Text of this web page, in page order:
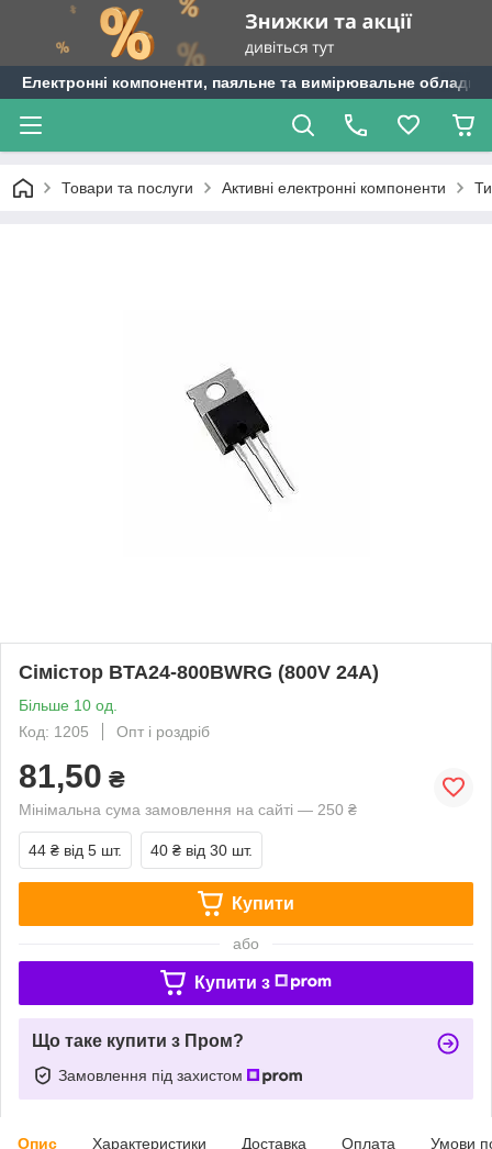
Електронні компоненти, паяльне та вимірювальне
Товари та послуги Активні електронні компоненти
Сімістор BTA24-800BWRG (800V 24A)
Більше 10 од.
Код: 1205
Опт і роздріб
81,50 ₴
Мінімальна сума замовлення на сайті — 250 ₴
44 ₴ від 5 шт. 40 ₴ від 30 шт.
Купити
або
Купити з
Що таке купити з Пром?
Замовлення під захистом
Опис Характеристики Доставка Оплата Умови